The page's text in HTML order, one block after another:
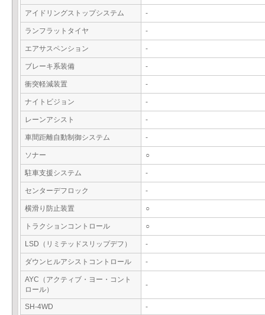
アイドリングストップシステム -
ランフラットタイヤ -
エアサスペンション -
ブレーキ系装備 -
衝突軽減装置 -
ナイトビジョン -
レーンアシスト -
車間距離自動制御システム -
ソナー ○
駐車支援システム -
センターデフロック -
横滑り防止装置 ○
トラクションコントロール ○
LSD（リミテッドスリップデフ） -
ダウンヒルアシストコントロール -
AYC（アクティブ・ヨー・コント
ロール）
-
SH-4WD
-